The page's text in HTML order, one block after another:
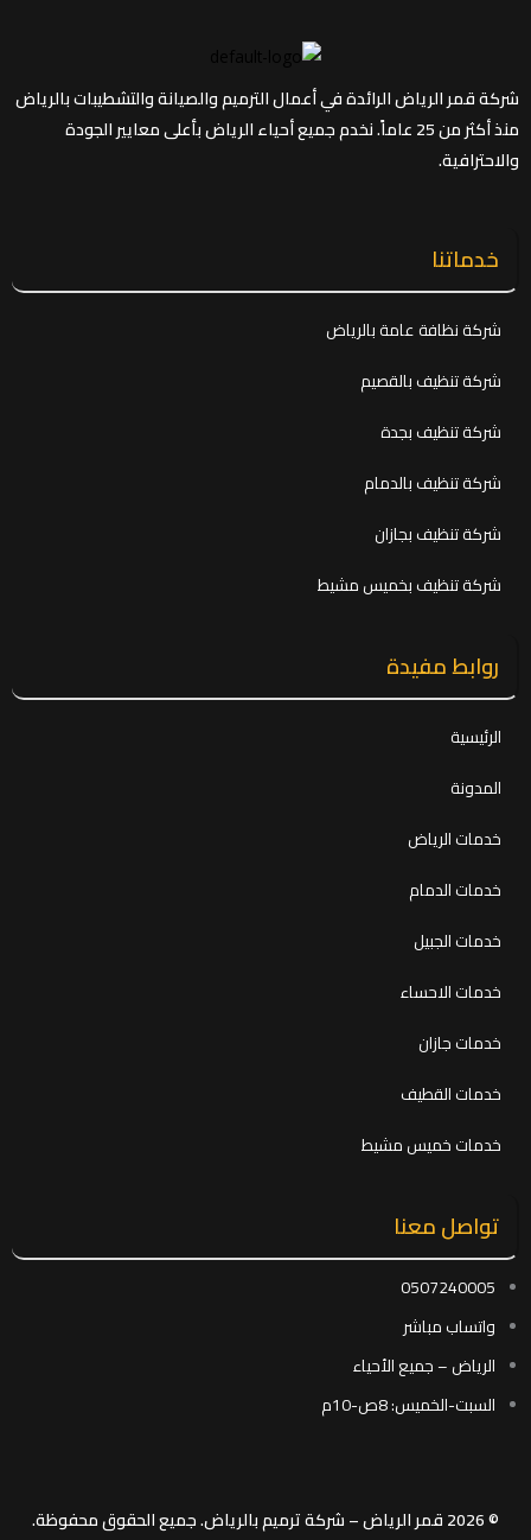
شركة قمر الرياض الرائدة في أعمال الترميم والصيانة والتشطيبات بالرياض
منذ أكثر من 25 عاماً. نخدم جميع أحياء الرياض بأعلى معايير الجودة
والاحترافية.
خدماتنا
شركة نظافة عامة بالرياض
شركة تنظيف بالقصيم
شركة تنظيف بجدة
شركة تنظيف بالدمام
شركة تنظيف بجازان
شركة تنظيف بخميس مشيط
روابط مفيدة
الرئيسية
المدونة
خدمات الرياض
خدمات الدمام
خدمات الجبيل
خدمات الاحساء
خدمات جازان
خدمات القطيف
خدمات خميس مشيط
تواصل معنا
0507240005
واتساب مباشر
الرياض – جميع الأحياء
السبت-الخميس: 8ص-10م
© 2026 قمر الرياض – شركة ترميم بالرياض. جميع الحقوق محفوظة.